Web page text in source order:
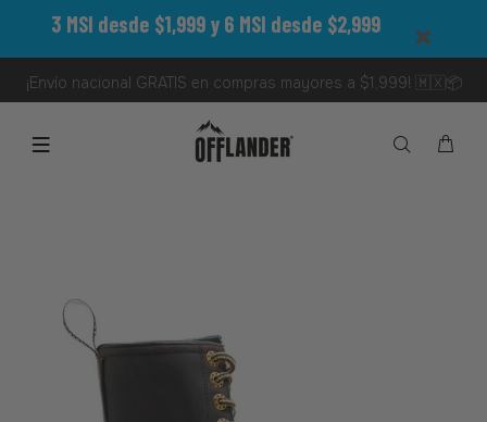
3 MSI desde $1,999 y 6 MSI desde $2,999
¡Envío nacional GRATIS en compras mayores a $1,999! 🇲🇽📦